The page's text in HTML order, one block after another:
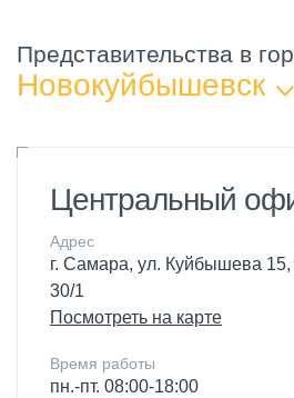
Представительства в
Новокуйбышевск
Центральный
Адрес
г. Самара, ул. Куйбышева
30/1
Посмотреть на карте
Время работы
пн.-пт. 08:00-18:00